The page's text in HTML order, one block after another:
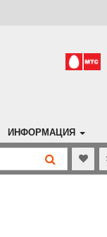
ИНФОРМАЦИЯ